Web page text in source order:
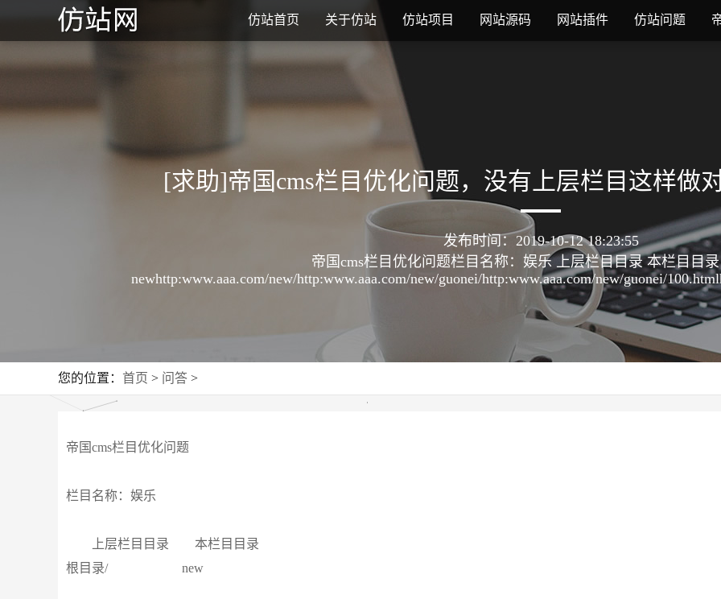
仿站首页 关于仿站 仿站项目 网站源码 网站插件 仿站问题
[求助]帝国cms栏目优化问题，没有上层栏目这样做
发布时间：2019-10-12 18:23:55
帝国cms栏目优化问题栏目名称：娱乐 上层栏目目录 本栏目目
newhttp:www.aaa.com/new/http:www.aaa.com/new/guonei/http:www.aaa.com/new/guonei/
您的位置： 首页 > 问答 >
帝国cms栏目优化问题
栏目名称：娱乐
上层栏目目录 本栏目目录
根目录/ new